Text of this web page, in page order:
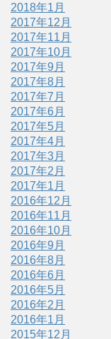
2018年1月
2017年12月
2017年11月
2017年10月
2017年9月
2017年8月
2017年7月
2017年6月
2017年5月
2017年4月
2017年3月
2017年2月
2017年1月
2016年12月
2016年11月
2016年10月
2016年9月
2016年8月
2016年6月
2016年5月
2016年2月
2016年1月
2015年12月